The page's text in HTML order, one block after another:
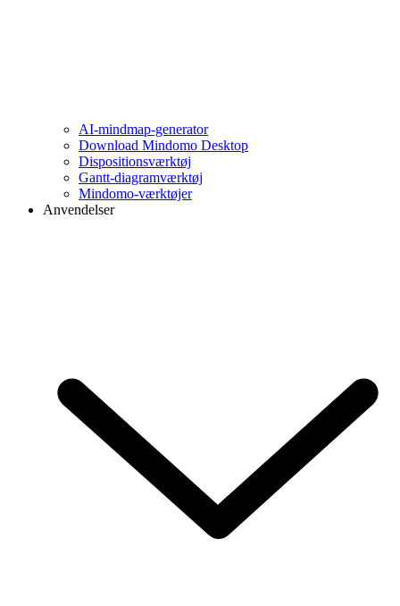
AI-mindmap-generator
Download Mindomo Desktop
Dispositionsværktøj
Gantt-diagramværktøj
Mindomo-værktøjer
Anvendelser